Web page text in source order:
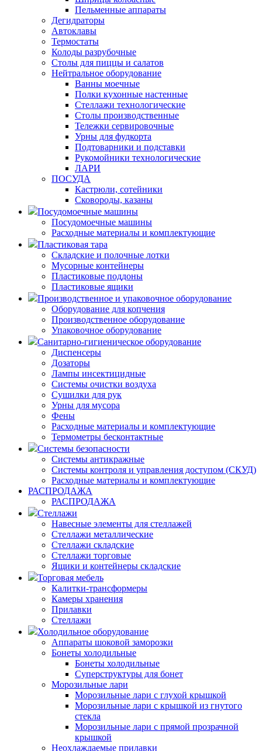
Пельменные аппараты
Дегидраторы
Автоклавы
Термостаты
Колоды разрубочные
Столы для пиццы и салатов
Нейтральное оборудование
Ванны моечные
Полки кухонные настенные
Стеллажи технологические
Столы производственные
Тележки сервировочные
Урны для фудкорта
Подтоварники и подставки
Рукомойники технологические
ЛАРИ
ПОСУДА
Кастрюли, сотейники
Сковороды, казаны
Посудомоечные машины
Посудомоечные машины
Расходные материалы и комплектующие
Пластиковая тара
Складские и полочные лотки
Мусорные контейнеры
Пластиковые поддоны
Пластиковые ящики
Производственное и упаковочное оборудование
Оборудование для копчения
Производственное оборудование
Упаковочное оборудование
Санитарно-гигиеническое оборудование
Диспенсеры
Дозаторы
Лампы инсектицидные
Системы очистки воздуха
Сушилки для рук
Урны для мусора
Фены
Расходные материалы и комплектующие
Термометры бесконтактные
Системы безопасности
Системы антикражные
Системы контроля и управления доступом (СКУД)
Расходные материалы и комплектующие
РАСПРОДАЖА
РАСПРОДАЖА
Стеллажи
Навесные элементы для стеллажей
Стеллажи металлические
Стеллажи складские
Стеллажи торговые
Ящики и контейнеры складские
Торговая мебель
Калитки-трансформеры
Камеры хранения
Прилавки
Стеллажи
Холодильное оборудование
Аппараты шоковой заморозки
Бонеты холодильные
Бонеты холодильные
Суперструктуры для бонет
Морозильные лари
Морозильные лари с глухой крышкой
Морозильные лари с крышкой из гнутого
стекла
Морозильные лари с прямой прозрачной
крышкой
Неохлаждаемые прилавки